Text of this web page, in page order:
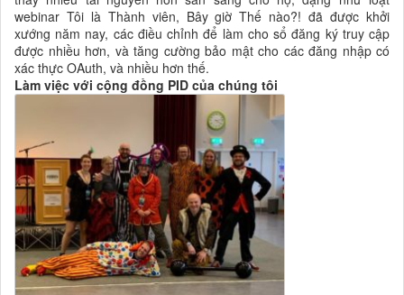
webinar Tôi là Thành viên, Bây giờ Thế nào?! đã được khởi
xướng năm nay, các điều chỉnh để làm cho sổ đăng ký truy cập
được nhiều hơn, và tăng cường bảo mật cho các đăng nhập có
xác thực OAuth, và nhiều hơn thế.
Làm việc với cộng đồng PID của chúng tôi